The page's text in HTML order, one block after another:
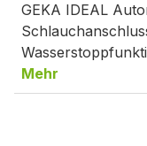
GEKA IDEAL
Mehr